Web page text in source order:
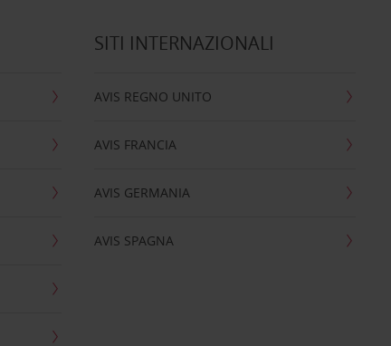
SITI INTERNAZIONALI
AVIS REGNO UNITO
AVIS FRANCIA
AVIS GERMANIA
AVIS SPAGNA